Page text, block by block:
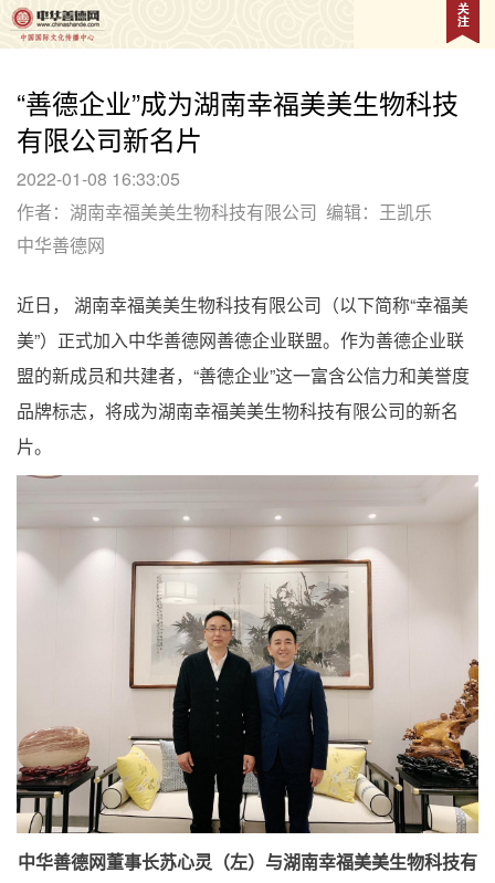
“善德企业”成为湖南幸福美美生物科技
有限公司新名片
2022-01-08 16:33:05
作者：湖南幸福美美生物科技有限公司 编辑：王凯乐
中华善德网
近日， 湖南幸福美美生物科技有限公司（以下简称“幸福美
美”）正式加入中华善德网善德企业联盟。作为善德企业联
盟的新成员和共建者，“善德企业”这一富含公信力和美誉度
品牌标志，将成为湖南幸福美美生物科技有限公司的新名
片。
中华善德网董事长苏心灵（左）与湖南幸福美美生物科技有